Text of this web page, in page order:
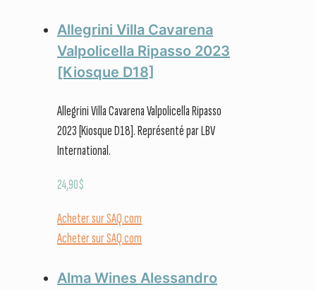
Allegrini Villa Cavarena
Valpolicella Ripasso 2023
[Kiosque D18]
Allegrini Villa Cavarena Valpolicella Ripasso
2023 [Kiosque D18]. Représenté par LBV
International.
24,90$
Acheter sur SAQ.com
Acheter sur SAQ.com
Alma Wines Alessandro